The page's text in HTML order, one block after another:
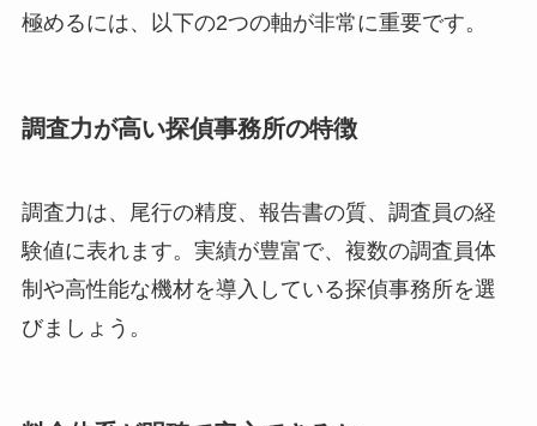
極めるには、以下の2つの軸が非常に重要です。
調査力が高い探偵事務所の特徴
調査力は、尾行の精度、報告書の質、調査員の経
験値に表れます。実績が豊富で、複数の調査員体
制や高性能な機材を導入している探偵事務所を選
びましょう。